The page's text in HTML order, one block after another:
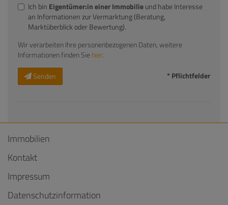
Ich bin Eigentümer:in einer Immobilieund habe Interesse
an Informationen zur Vermarktung (Beratung,
Marktüberblick oder Bewertung).
Wir verarbeiten Ihre personenbezogenen Daten, weitere
Informationen finden Siehier.
Senden
* Pflichtfelder
Immobilien
Kontakt
Impressum
Datenschutzinformation